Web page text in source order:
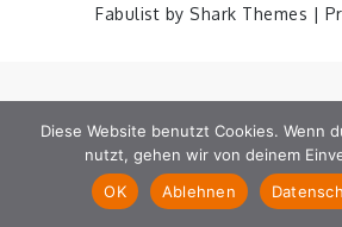
Fabulist by Shark Themes |
Diese Website benutzt Cookies. Wenn
nutzt, gehen wir von deinem
OK
Ablehnen